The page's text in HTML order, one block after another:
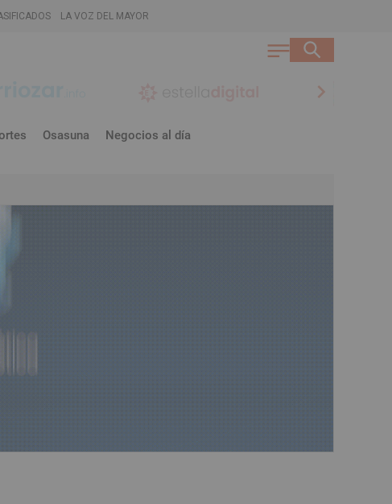
LA VOZ DEL MAYOR
chevron_right
Osasuna Negocios al día